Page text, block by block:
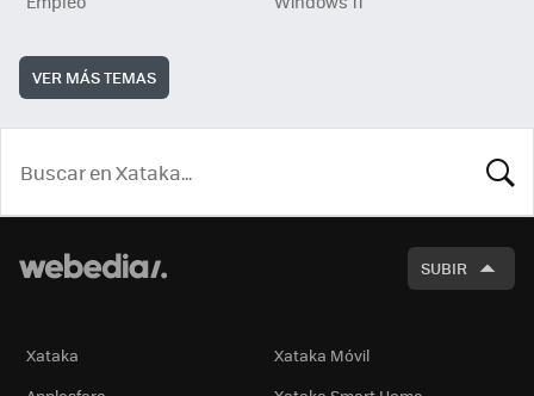
VER MÁS TEMAS
SUBIR
Xataka
Xataka Móvil